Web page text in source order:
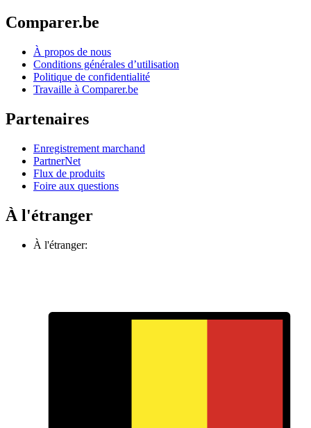
Comparer.be
À propos de nous
Conditions générales d’utilisation
Politique de confidentialité
Travaille à Comparer.be
Partenaires
Enregistrement marchand
PartnerNet
Flux de produits
Foire aux questions
À l'étranger
À l'étranger: